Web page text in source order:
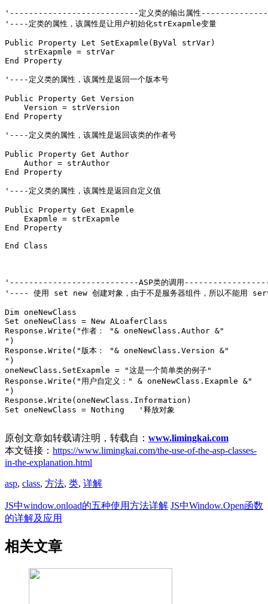
'---------------------------定义类的输出属性
'----定类的属性，该属性是让用户初始化strExapmle变量
Public Property Let SetExapmle(ByVal strVar)
    strExapmle = strVar
End Property
'----定义类的属性，该属性是返回一个版本号
Public Property Get Version
    Version = strVersion
End Property
'----定义类的属性，该属性是返回该类的作者号
Public Property Get Author
    Author = strAuthor
End Property
'----定义类的属性，该属性是返回自定义值
Public Property Get Exapmle
    Exapmle = strExapmle
End Property
End Class
'---------------------------ASP类的调用
'---- 使用 set new 创建对象，由于不是服务器组件，所以不能用
Dim oneNewClass
Set oneNewClass = New ALoaferClass
Response.Write("作者： "& oneNewClass.Author &"
")
Response.Write("版本： "& oneNewClass.Version &"
")
oneNewClass.SetExapmle = "这是一个简单类的例子"
Response.Write("用户自定义：" & oneNewClass.Exapmle &"
")
Response.Write(oneNewClass.Information)
Set oneNewClass = Nothing   '释放对象
原创文章如转载请注明，转载自： www.limingkai.com
本文链接： https://www.limingkai.com/the-use-of-the-asp-classes-
in-the-explanation.html
asp, class, 方法, 类, 详解
JS中window.onload的五种使用方法详解 JS中Window.Open函数
的详解及应用
相关文章